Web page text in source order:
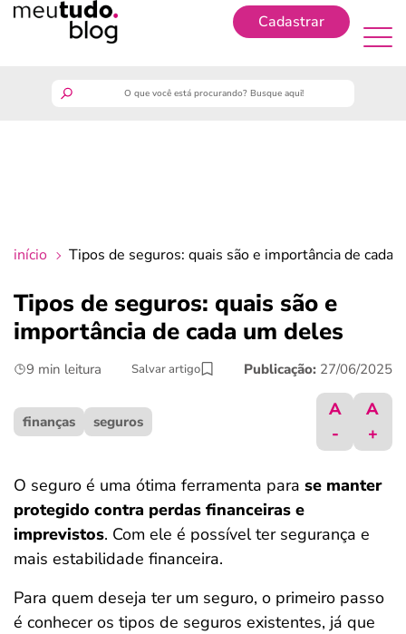
Cadastrar
crédito fácil
últimas notícias
ferramentas
início Tipos de seguros: quais são e importância de cada
Tipos de seguros: quais são e
importância de cada um deles
9 min leitura Salvar artigo Publicação: 27/06/2025
finanças seguros
A
-
A
+
O seguro é uma ótima ferramenta para se manter
protegido contra perdas financeiras e
imprevistos. Com ele é possível ter segurança e
mais estabilidade financeira.
Para quem deseja ter um seguro, o primeiro passo
é conhecer os tipos de seguros existentes, já que